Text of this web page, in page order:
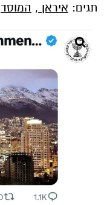
תגים: איראן , המוסד